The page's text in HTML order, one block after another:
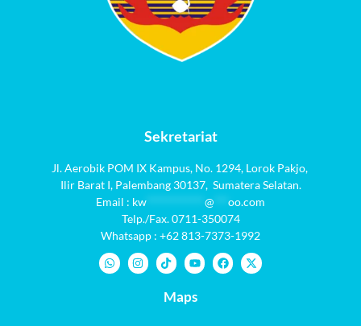
Sekretariat
Jl. Aerobik POM IX Kampus, No. 1294, Lorok Pakjo,
Ilir Barat I, Palembang 30137, Sumatera Selatan.
Email : kw @
oo.com
Telp./Fax. 0711-350074
Whatsapp : +62 813-7373-1992
Maps